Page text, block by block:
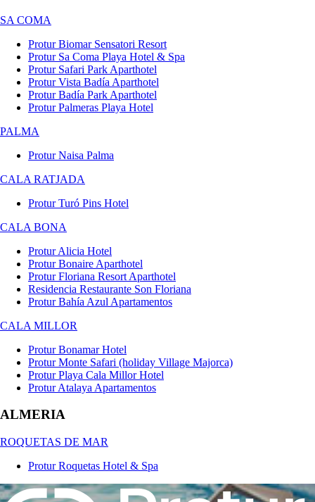
SA COMA
Protur Biomar Sensatori Resort
Protur Sa Coma Playa Hotel & Spa
Protur Safari Park Aparthotel
Protur Vista Badía Aparthotel
Protur Badía Park Aparthotel
Protur Palmeras Playa Hotel
PALMA
Protur Naisa Palma
CALA RATJADA
Protur Turó Pins Hotel
CALA BONA
Protur Alicia Hotel
Protur Bonaire Aparthotel
Protur Floriana Resort Aparthotel
Residencia Restaurante Son Floriana
Protur Bahía Azul Apartamentos
CALA MILLOR
Protur Bonamar Hotel
Protur Monte Safari (holiday Village Majorca)
Protur Playa Cala Millor Hotel
Protur Atalaya Apartamentos
ALMERIA
ROQUETAS DE MAR
Protur Roquetas Hotel & Spa